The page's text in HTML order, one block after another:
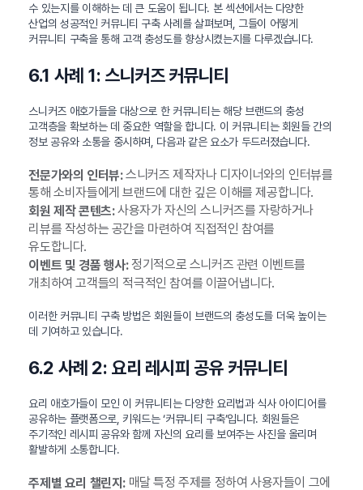
수 있는지를 이해하는 데 큰 도움이 됩니다. 본 섹션에서는 다양한
산업의 성공적인 커뮤니티 구축 사례를 살펴보며, 그들이 어떻게
커뮤니티 구축을 통해 고객 충성도를 향상시켰는지를 다루겠습니다.
6.1 사례 1: 스니커즈 커뮤니티
스니커즈 애호가들을 대상으로 한 커뮤니티는 해당 브랜드의 충성
고객층을 확보하는 데 중요한 역할을 합니다. 이 커뮤니티는 회원들 간의
정보 공유와 소통을 중시하며, 다음과 같은 요소가 두드러졌습니다.
전문가와의 인터뷰:스니커즈 제작자나 디자이너와의 인터뷰를
통해 소비자들에게 브랜드에 대한 깊은 이해를 제공합니다.
회원 제작 콘텐츠:사용자가 자신의 스니커즈를 자랑하거나
리뷰를 작성하는 공간을 마련하여 직접적인 참여를
유도합니다.
이벤트 및 경품 행사:정기적으로 스니커즈 관련 이벤트를
개최하여 고객들의 적극적인 참여를 이끌어냅니다.
이러한 커뮤니티 구축 방법은 회원들이 브랜드의 충성도를 더욱 높이는
데 기여하고 있습니다.
6.2 사례 2: 요리 레시피 공유 커뮤니티
요리 애호가들이 모인 이 커뮤니티는 다양한 요리법과 식사 아이디어를
공유하는 플랫폼으로, 키워드는 ‘커뮤니티 구축’입니다. 회원들은
주기적인 레시피 공유와 함께 자신의 요리를 보여주는 사진을 올리며
활발하게 소통합니다.
주제별 요리 챌린지:매달 특정 주제를 정하여 사용자들이 그에